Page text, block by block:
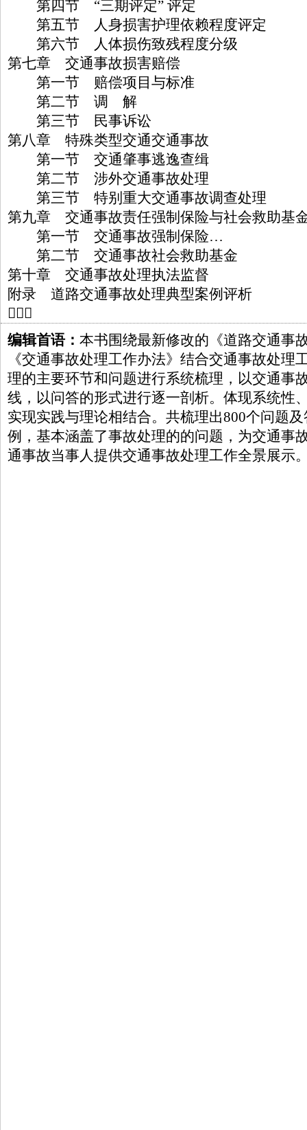
第四节 “三期评定” 评定
第五节 人身损害护理依赖程度评定
第六节 人体损伤致残程度分级
第七章 交通事故损害赔偿
第一节 赔偿项目与标准
第二节 调 解
第三节 民事诉讼
第八章 特殊类型交通交通事故
第一节 交通肇事逃逸查缉
第二节 涉外交通事故处理
第三节 特别重大交通事故调查处理
第九章 交通事故责任强制保险与社会救助基
第一节 交通事故强制保险…
第二节 交通事故社会救助基金
第十章 交通事故处理执法监督
附录 道路交通事故处理典型案例评析
􀲛􀲛􀲛
编辑首语： 本书围绕最新修改的《道路交通事
《交通事故处理工作办法》结合交通事故处理
理的主要环节和问题进行系统梳理，以交通事
线，以问答的形式进行逐一剖析。体现系统性
实现实践与理论相结合。共梳理出800个问题
例，基本涵盖了事故处理的的问题，为交通事
通事故当事人提供交通事故处理工作全景展示